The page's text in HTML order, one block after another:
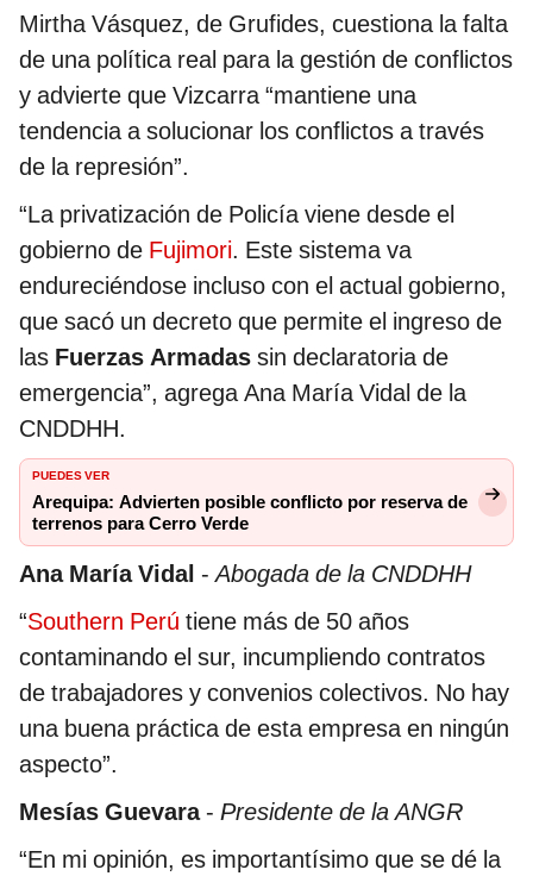
Mirtha Vásquez, de Grufides, cuestiona la falta
de una política real para la gestión de conflictos
y advierte que Vizcarra “mantiene una
tendencia a solucionar los conflictos a través
de la represión”.
“La privatización de Policía viene desde el
gobierno de Fujimori. Este sistema va
endureciéndose incluso con el actual gobierno,
que sacó un decreto que permite el ingreso de
las Fuerzas Armadas sin declaratoria de
emergencia”, agrega Ana María Vidal de la
CNDDHH.
PUEDES VER
Arequipa: Advierten posible conflicto por reserva de
terrenos para Cerro Verde
Ana María Vidal -Abogada de la CNDDHH
“Southern Perú tiene más de 50 años
contaminando el sur, incumpliendo contratos
de trabajadores y convenios colectivos. No hay
una buena práctica de esta empresa en ningún
aspecto”.
Mesías Guevara- Presidente de la ANGR
“En mi opinión, es importantísimo que se dé la